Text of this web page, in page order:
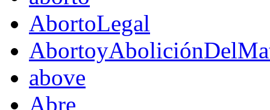
AbortoLegal
above
Abre